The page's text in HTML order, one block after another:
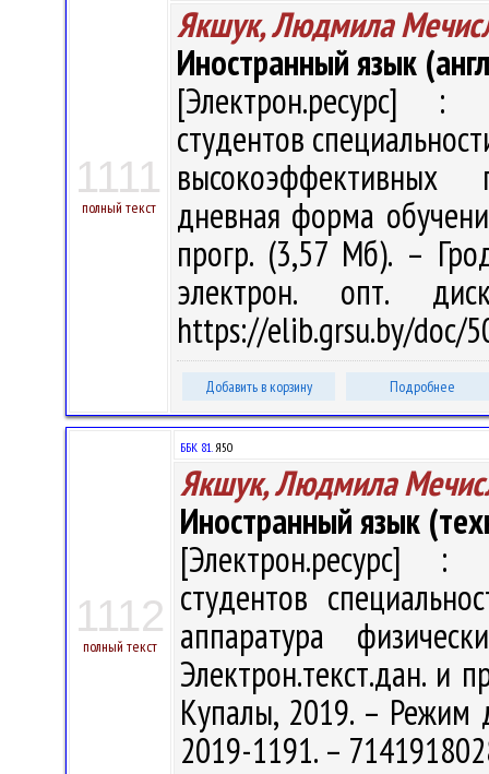
1111
полный текст
Якшук, Людмила
Иностранный язык
[Электрон.ресурс] :
студентов
высокоэффективных
дневная форма
прогр. (3,57 Мб). –
электрон. опт.
https://elib.grsu.by/doc/
Добавить в корзину Подробнее
1112
полный текст
ББК 81.Я50
Якшук, Людмила
Иностранный язык
[Электрон.ресурс] :
студентов
аппаратура
Электрон.текст.дан. и
Купалы, 2019. – Режим
2019-1191. –